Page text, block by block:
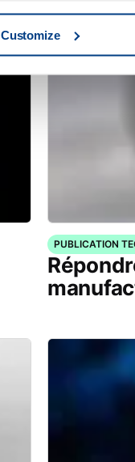
Customize
PUBLICATION